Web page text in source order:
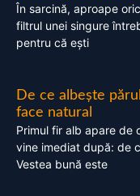
În sarcină, aproape
filtrul unei singure
pentru că ești
De ce albește
face natural
Primul fir alb apare de
vine imediat după: de
Vestea bună este